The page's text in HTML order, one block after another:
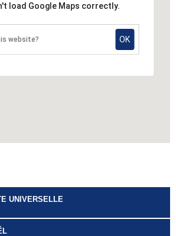
load Google Maps correctly.
website? OK
UNIVERSELLE